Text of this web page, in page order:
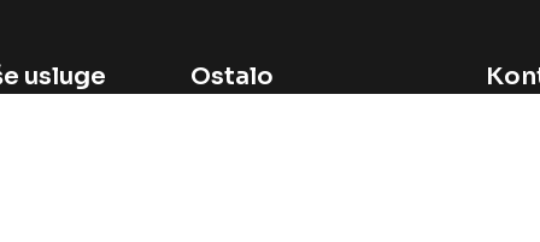
usluge Ostalo